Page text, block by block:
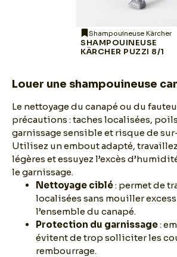
Shampouineuse Kärcher
SHAMPOUINEUSE
KÄRCHER PUZZI 8/1
Louer une shampouineuse
Le nettoyage du canapé ou du
précautions : taches localisées,
garnissage sensible et risque de
Utilisez un embout adapté,
légères et essuyez l’excès
le garnissage.
Nettoyage ciblé: permet de
localisées sans mouiller
l’ensemble du canapé.
Protection du garnissage:
évitent de trop solliciter les
rembourrage.